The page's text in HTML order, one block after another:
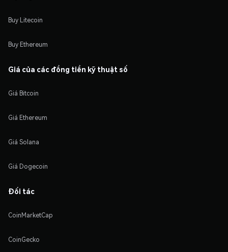
Buy Litecoin
Buy Ethereum
Giá của các đồng tiền kỹ thuật số
Giá Bitcoin
Giá Ethereum
Giá Solana
Giá Dogecoin
Đối tác
CoinMarketCap
CoinGecko